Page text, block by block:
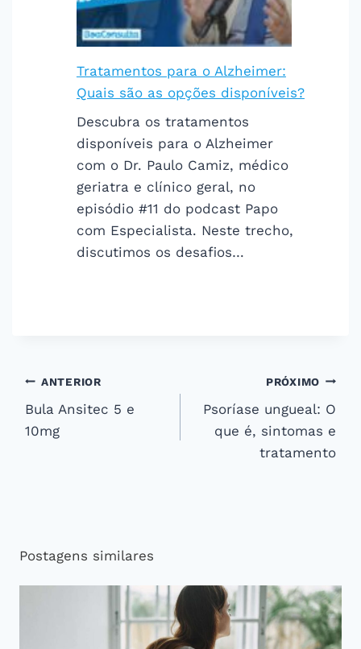
Tratamentos para o Alzheimer:
Quais são as opções disponíveis?
Descubra os tratamentos
disponíveis para o Alzheimer
com o Dr. Paulo Camiz, médico
geriatra e clínico geral, no
episódio #11 do podcast Papo
com Especialista. Neste trecho,
discutimos os desafios…
Navegação
de
ANTERIOR
Bula Ansitec 5 e
10mg
PRÓXIMO
Psoríase ungueal: O
que é, sintomas e
tratamento
Postagens similares